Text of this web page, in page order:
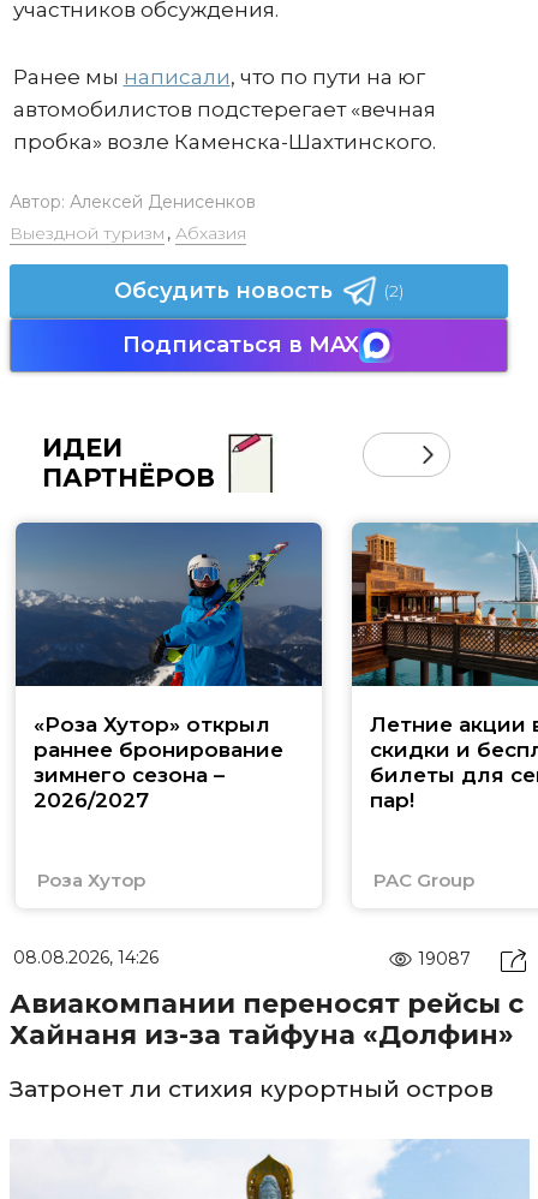
участников обсуждения.
Ранее мы написали, что по пути на юг
автомобилистов подстерегает «вечная
пробка» возле Каменска-Шахтинского.
Автор: Алексей Денисенков
Выездной туризм , Абхазия
Обсудить новость (2)
Подписаться в MAX
ИДЕИ
ПАРТНЁРОВ
«Роза Хутор» открыл
раннее бронирование
зимнего сезона –
2026/2027
Роза Хутор
Летние акции
скидки и
билеты для
пар!
PAC Group
08.08.2026, 14:26 19087
Авиакомпании переносят рейсы с
Хайнаня из-за тайфуна «Долфин»
Затронет ли стихия курортный остров